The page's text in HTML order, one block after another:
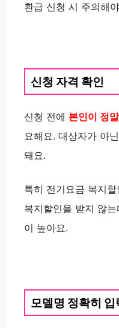
환급 신청 시 주의해
신청 자격 확인
신청 전에 본인이 정
요해요. 대상자가 아
돼요.
특히 전기요금 복지
복지할인을 받지 않
이 높아요.
모델명 정확히 입